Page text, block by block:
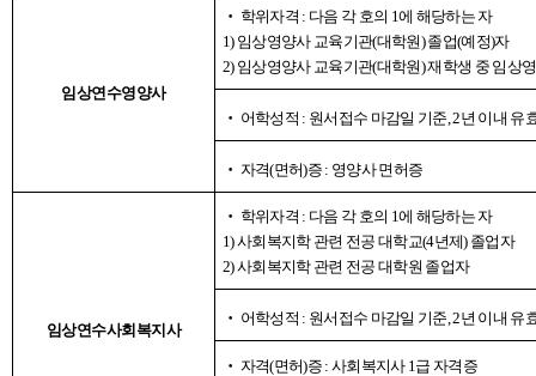
임상연수영양사
‧ 학위자격 : 다음 각 호의 1에 해당하는 자
1) 임상영양사 교육기관(대학원)졸업(예정)자
2) 임상영양사 교육기관(대학원)재학생 중 임상
‧ 어학성적 : 원서접수 마감일 기준, 2년 이내 유
‧ 자격(면허)증 : 영양사 면허증
임상연수사회복지사
‧ 학위자격 : 다음 각 호의 1에 해당하는 자
1)사회복지학 관련 전공 대학교(4년제) 졸업자
2)사회복지학 관련 전공 대학원 졸업자
‧ 어학성적 : 원서접수 마감일 기준, 2년 이내 유
‧ 자격(면허)증 :사회복지사 1급 자격증